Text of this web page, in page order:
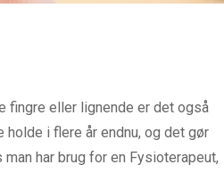
fingre eller lignende er det også
i flere år endnu, og det gør
har brug for en Fysioterapeut,